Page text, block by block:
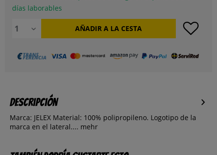
días laborables
AÑADIR A LA CESTA
Descripción
Marca: JELEX Material: 100% polipropileno. Logotipo de la
marca en el lateral.... mehr